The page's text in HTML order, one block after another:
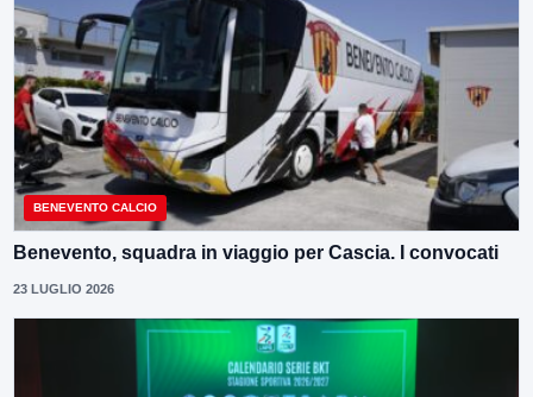
BENEVENTO CALCIO
Benevento, squadra in viaggio per Cascia. I convocati
23 LUGLIO 2026